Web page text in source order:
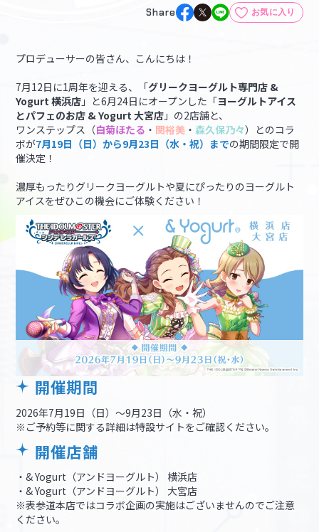
お気に入り
マイスケジュール
マイデスク設定変更 バンダイナムコID Link設定
Share お気に入り
プロデューサーの皆さん、こんにちは！
7月12日に1周年を迎える、「グリークヨーグルト専門店 &
Yogurt 横浜店 」と6月24日にオープンした「ヨーグルトアイス
とパフェのお店 & Yogurt 大宮店 」の2店舗と、
ワンステップス（白菊ほたる ・ 関裕美 ・森久保乃々）とのコラ
ボが7月19日（日）から9月23日（水・祝）までの期間限定で開
催決定！
濃厚もったりグリークヨーグルトや夏にぴったりのヨーグルト
アイスをぜひこの機会にご体験ください！
開催期間
2026年7月19日（日）～9月23日（水・祝）
※ご予約等に関する詳細は特設サイトをご確認ください。
開催店舗
・& Yogurt（アンドヨーグルト） 横浜店
・& Yogurt（アンドヨーグルト） 大宮店
※表参道本店ではコラボ企画の実施はございませんのでご注意
ください。